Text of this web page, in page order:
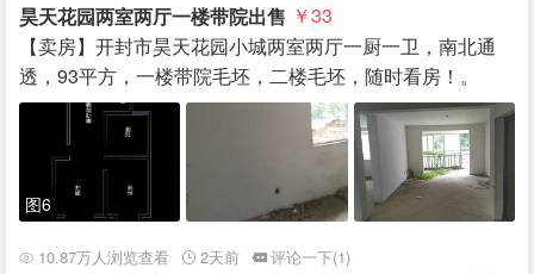
昊天花园两室两厅一楼带院出售 ￥33
【卖房】开封市昊天花园小城两室两厅一厨一卫，南北通
透，93平方，一楼带院毛坯，二楼毛坯，随时看房！。
图6
10.87万人浏览查看 2天前
评论一下(1)